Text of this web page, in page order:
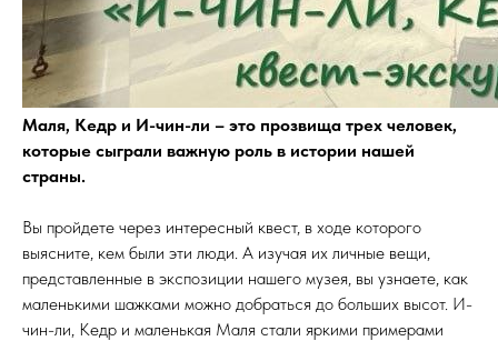
Маля, Кедр и И-чин-ли – это прозвища трех человек,
которые сыграли важную роль в истории нашей
страны.
Вы пройдете через интересный квест, в ходе которого
выясните, кем были эти люди. А изучая их личные вещи,
представленные в экспозиции нашего музея, вы узнаете, как
маленькими шажками можно добраться до больших высот. И-
чин-ли, Кедр и маленькая Маля стали яркими примерами